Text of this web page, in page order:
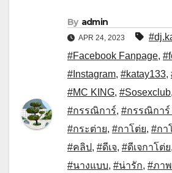
By admin
APR 24, 2023
#Facebook Fanpage,
#Instagram, #katay133,
#MC KING, #Sosexclub,
#กรรณิการ์, #กรรณิการ์
#กระต่าย, #กาโต่ย, #กา
#คลิป, #ดีเจ, #ดีเจกาโต่ย,
#นางแบบ, #น่ารัก, #ภา